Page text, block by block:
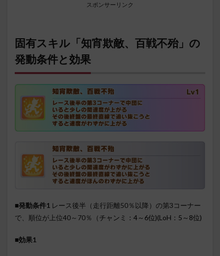
スポンサーリンク
固有スキル「知宵欺敵、百戦不殆」の
発動条件と効果
■発動条件1 レース後半（走行距離50％以降）の第3コーナー
で、順位が上位40～70％（チャンミ：4～6位)(LoH：5～8位)
■効果1